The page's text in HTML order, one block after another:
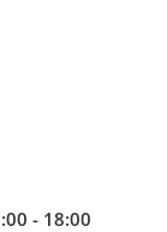
- 18:00